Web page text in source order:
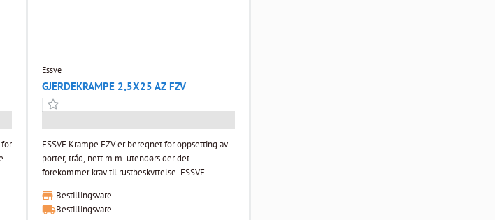
for
Essve
GJERDEKRAMPE 2,5X25 AZ FZV
ESSVE Krampe FZV er beregnet for oppsetting av
porter, tråd, nett m m. utendørs der det
forekommer krav til rustbeskyttelse. ESSVE
tråd, nett m m. utendørs der det forekommer krav
til rustbeskyttelse.
Bestillingsvare
Bestillingsvare